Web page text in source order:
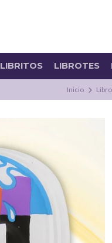
LIBRITOS LIBROTES
Inicio